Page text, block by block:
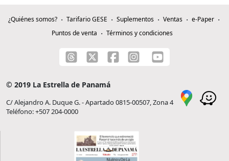
¿Quiénes somos? Tarifario GESE Suplementos Ventas
e-Paper
Puntos de venta
Términos y condiciones
© 2019 La Estrella de Panamá
C/ Alejandro A. Duque G. - Apartado 0815-00507, Zona 4
Teléfono: +507 204-0000